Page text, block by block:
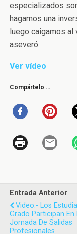
especializados
hagamos una
luego caigamos al
aseveró.
Ver vídeo
Compártelo …
Entrada Anterior
Video.- Los
Grado Participan En
Jornada De Salidas
Profesionales